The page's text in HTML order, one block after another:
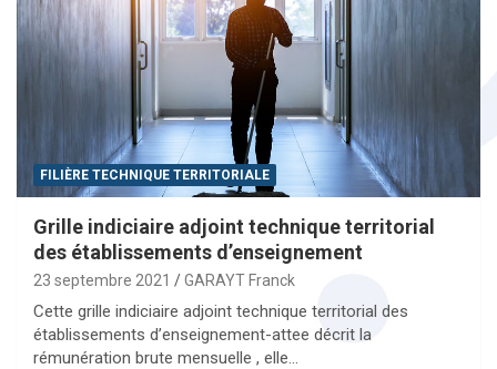
FILIÈRE TECHNIQUE TERRITORIALE
Grille indiciaire adjoint technique territorial
des établissements d’enseignement
23 septembre 2021 GARAYT Franck
Cette grille indiciaire adjoint technique territorial des
établissements d’enseignement-attee décrit la
rémunération brute mensuelle , elle…